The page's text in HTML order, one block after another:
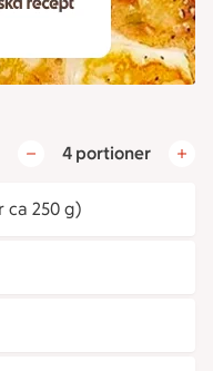
4 portioner
ca 250 g)